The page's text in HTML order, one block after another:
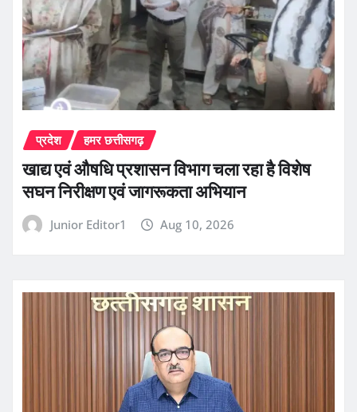
प्रदेश हमर छत्तीसगढ़
खाद्य एवं औषधि प्रशासन विभाग चला रहा है विशेष
सघन निरीक्षण एवं जागरूकता अभियान
Junior Editor1 Aug 10, 2026